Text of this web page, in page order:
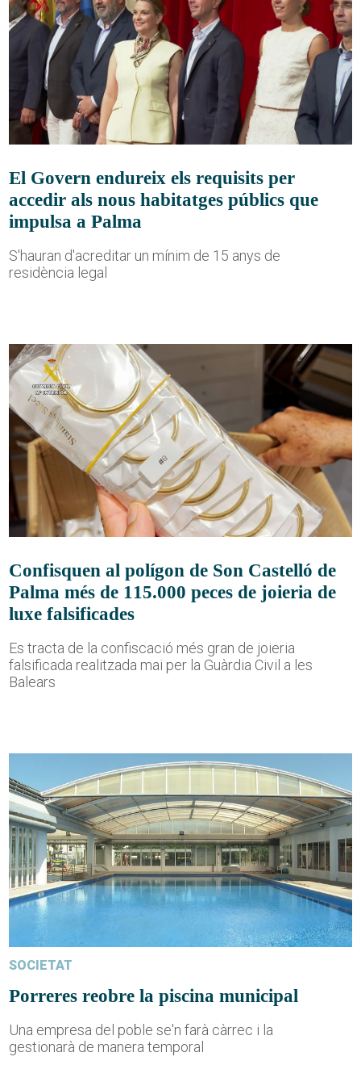
El Govern endureix els requisits per
accedir als nous habitatges públics que
impulsa a Palma
S'hauran d'acreditar un mínim de 15 anys de
residència legal
Confisquen al polígon de Son Castelló de
Palma més de 115.000 peces de joieria de
luxe falsificades
Es tracta de la confiscació més gran de joieria
falsificada realitzada mai per la Guàrdia Civil a les
Balears
SOCIETAT
Porreres reobre la piscina municipal
Una empresa del poble se'n farà càrrec i la
gestionarà de manera temporal